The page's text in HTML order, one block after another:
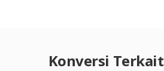
Konversi Terkait